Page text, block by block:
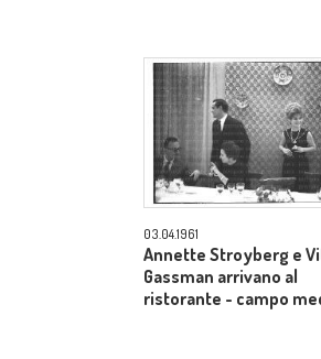
03.04.1961
Annette Stroyberg e
Gassman arrivano al
ristorante - campo